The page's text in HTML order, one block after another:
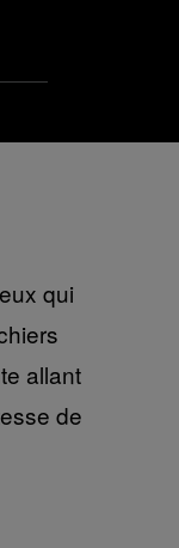
qui
allant
de